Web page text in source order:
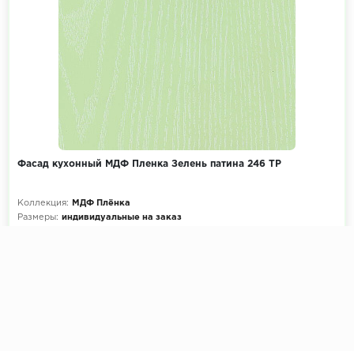
Фасад кухонный МДФ Пленка Зелень патина 246 ТР
Коллекция:
МДФ Плёнка
Размеры: индивидуальные на заказ